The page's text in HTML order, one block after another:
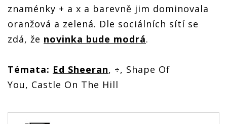
znaménky + a x a barevně jim dominovala
oranžová a zelená. Dle sociálních sítí se
zdá, že novinka bude modrá.
Témata: Ed Sheeran, ÷, Shape Of
You, Castle On The Hill